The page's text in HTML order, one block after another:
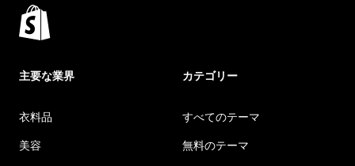
主要な業界
衣料品
美容
カテゴリー
すべてのテーマ
無料のテーマ